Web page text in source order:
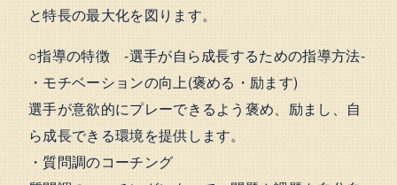
と特長の最大化を図ります。
○指導の特徴 -選手が自ら成長するための指導方法-
・モチベーションの向上(褒める・励ます)
選手が意欲的にプレーできるよう褒め、励まし、自
ら成長できる環境を提供します。
・質問調のコーチング